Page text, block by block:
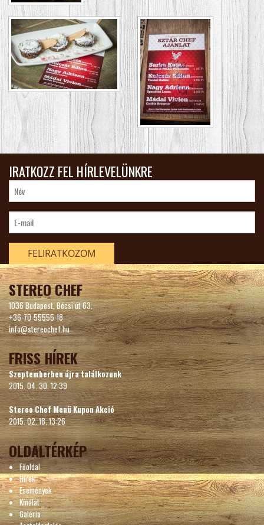
IRATKOZZ FEL HÍRLEVELÜNKRE
FELIRATKOZOM
STEREO CHEF
1036 Budapest, Bécsi út 63.
+36-70-55555-18
info@stereochef.hu
FRISS HÍREK
Szeptemberben újra találkozunk
2015. 04. 30. 12:39
Stereo Chef Menü Kupon Akció
2015. 02. 18. 13:26
OLDALTÉRKÉP
Főoldal
Hírek
Események
Kínálat
Galéria